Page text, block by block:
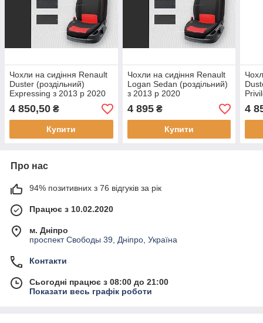
Чохли на сидіння Renault
Duster (роздільний)
Expressing з 2013 р 2020
4 850,50 ₴
Купити
Чохли на сидіння Renault
Logan Sedan (роздільний)
з 2013 р 2020
4 895₴
Купити
4
Про нас
94% позитивних з 76 відгуків за рік
Працює з 10.02.2020
м. Дніпро
проспект Свободы 39, Дніпро, Україна
Контакти
Сьогодні працює з 08:00 до 21:00
Показати весь графік роботи